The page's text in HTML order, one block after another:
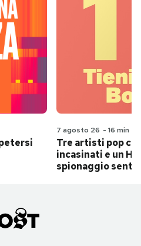
7 agosto 26 - 16 min
Tre artisti pop
incasinati e un
spionaggio